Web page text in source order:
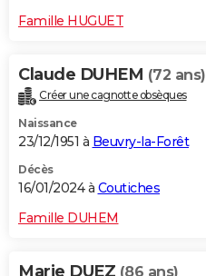
Famille HUGUET
Claude DUHEM (72 ans)
Créer une cagnotte obsèques
Naissance
23/12/1951 à Beuvry-la-Forêt
Décès
16/01/2024 à Coutiches
Famille DUHEM
Marie DUEZ (86 ans)